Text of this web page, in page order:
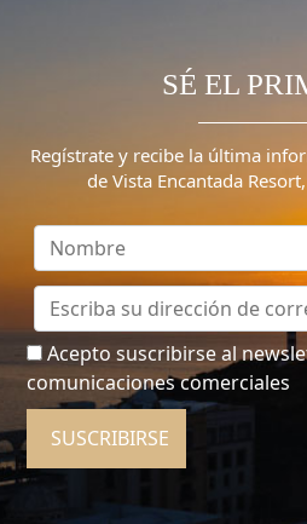
SÉ EL
Regístrate y recibe la última
de Vista Encantada
Acepto suscribirse al
comunicaciones comerciales
SUSCRIBIRSE